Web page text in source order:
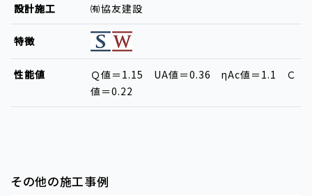
設計施工 ㈲協友建設
特徴
性能値
Ｑ値＝1.15 UA値＝0.36 ηAc値＝1.1 Ｃ
値＝0.22
その他の施工事例